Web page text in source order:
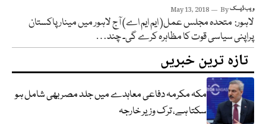
May 13, 2018 Byویب ڈیسک
لاہور: متحدہ مجلس عمل( ایم ایم اے) آج لاہور میں مینار پاکستان
پراپنی سیاسی قوت کا مظاہرہ کرے گی۔ چند…
تازہ ترین خبریں
مکہ مکرمہ دفاعی معاہدے میں جلد مصر بھی شامل ہو
سکتا ہے، ترک وزیر خارجہ